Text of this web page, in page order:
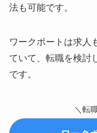
法も可能です。
ワークポートは求人
ていて、転職を検討
です。
＼転